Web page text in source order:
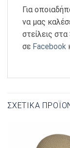
Για
να μας
στείλεις
σε Facebook
ΣΧΕΤΙΚΆ